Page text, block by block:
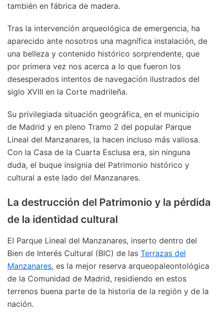
también en fábrica de madera.
Tras la intervención arqueológica de emergencia, ha
aparecido ante nosotros una magnífica instalación, de
una belleza y contenido histórico sorprendente, que
por primera vez nos acerca a lo que fueron los
desesperados intentos de navegación ilustrados del
siglo XVIII en la Corte madrileña.
Su privilegiada situación geográfica, en el municipio
de Madrid y en pleno Tramo 2 del popular Parque
Lineal del Manzanares, la hacen incluso más valiosa.
Con la Casa de la Cuarta Esclusa era, sin ninguna
duda, el buque insignia del Patrimonio histórico y
cultural a este lado del Manzanares.
La destrucción del Patrimonio y la pérdida
de la identidad cultural
El Parque Lineal del Manzanares, inserto dentro del
Bien de Interés Cultural (BIC) de las Terrazas del
Manzanares, es la mejor reserva arqueopaleontológica
de la Comunidad de Madrid, residiendo en estos
terrenos buena parte de la historia de la región y de la
nación.